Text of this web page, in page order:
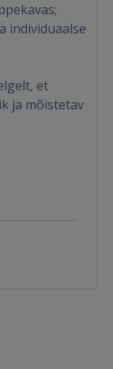
individuaalse
et
ja mõistetav